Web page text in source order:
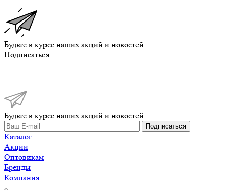
Будьте в курсе наших акций и новостей
Подписаться
Будьте в курсе наших акций и новостей
Подписаться
Каталог
Акции
Оптовикам
Бренды
Компания